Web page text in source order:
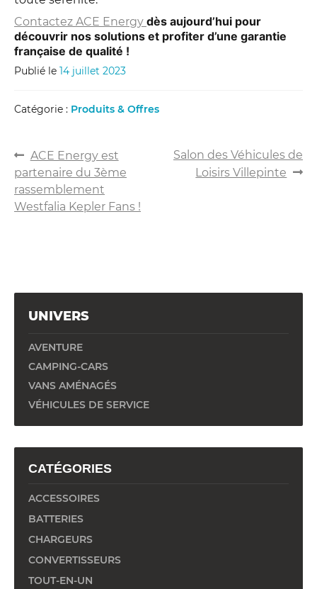
Contactez ACE Energy dès aujourd’hui pour
découvrir nos solutions et profiter d’une garantie
française de qualité !
Publié le 14 juillet 2023
Catégorie : Produits & Offres
NAVIGATION
DE
L’ARTICLE
Article
précédent :
ACE Energy est
partenaire du 3ème
rassemblement
Westfalia Kepler Fans !
Article
suivant :
Salon des Véhicules de
Loisirs Villepinte
UNIVERS
AVENTURE
CAMPING-CARS
VANS AMÉNAGÉS
VÉHICULES DE SERVICE
CATÉGORIES
ACCESSOIRES
BATTERIES
CHARGEURS
CONVERTISSEURS
TOUT-EN-UN